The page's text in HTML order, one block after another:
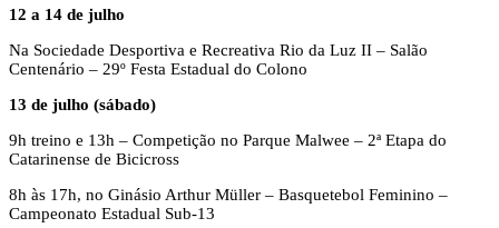
12 a 14 de julho
Na Sociedade Desportiva e Recreativa Rio da Luz II – Salão
Centenário – 29º Festa Estadual do Colono
13 de julho (sábado)
9h treino e 13h – Competição no Parque Malwee – 2ª Etapa do
Catarinense de Bicicross
8h às 17h, no Ginásio Arthur Müller – Basquetebol Feminino –
Campeonato Estadual Sub-13